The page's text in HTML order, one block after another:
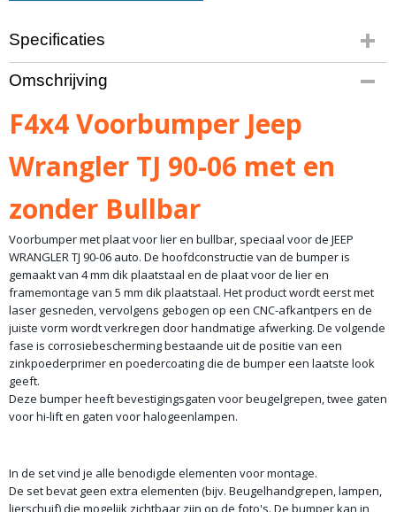
Specificaties
Productcode
10-1334-230
Bruto gewicht
75,00 Kg
Omschrijving
F4x4 Voorbumper Jeep
Wrangler TJ 90-06 met en
zonder Bullbar
Voorbumper met plaat voor lier en bullbar, speciaal voor de JEEP
WRANGLER TJ 90-06 auto. De hoofdconstructie van de bumper is
gemaakt van 4 mm dik plaatstaal en de plaat voor de lier en
framemontage van 5 mm dik plaatstaal. Het product wordt eerst met
laser gesneden, vervolgens gebogen op een CNC-afkantpers en de
juiste vorm wordt verkregen door handmatige afwerking. De volgende
fase is corrosiebescherming bestaande uit de positie van een
zinkpoederprimer en poedercoating die de bumper een laatste look
geeft.
Deze bumper heeft bevestigingsgaten voor beugelgrepen, twee gaten
voor hi-lift en gaten voor halogeenlampen.
In de set vind je alle benodigde elementen voor montage.
De set bevat geen extra elementen (bijv. Beugelhandgrepen, lampen,
lierschuif) die mogelijk zichtbaar zijn op de foto's. De bumper kan in